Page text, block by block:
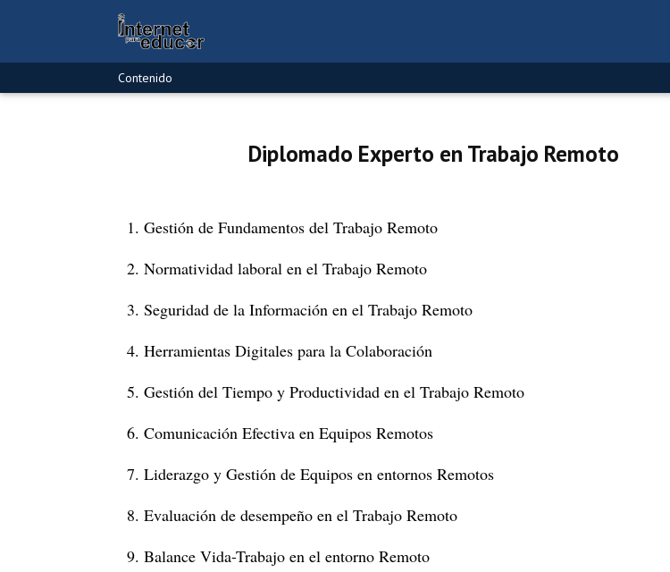
Contenido
Diplomado Experto en Trabajo Remoto
1. Gestión de Fundamentos del Trabajo Remoto
2. Normatividad laboral en el Trabajo Remoto
3. Seguridad de la Información en el Trabajo Remoto
4. Herramientas Digitales para la Colaboración
5. Gestión del Tiempo y Productividad en el Trabajo Remoto
6. Comunicación Efectiva en Equipos Remotos
7. Liderazgo y Gestión de Equipos en entornos Remotos
8. Evaluación de desempeño en el Trabajo Remoto
9. Balance Vida-Trabajo en el entorno Remoto